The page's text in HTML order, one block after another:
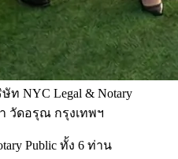
ท NYC Legal & Notary
วัดอรุณ กรุงเทพฯ
Public ทั้ง 6 ท่าน